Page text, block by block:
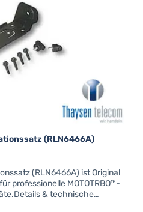
(RLN6466A)
(RLN6466A) ist Original
professionelle MOTOTRBO™-
& technische